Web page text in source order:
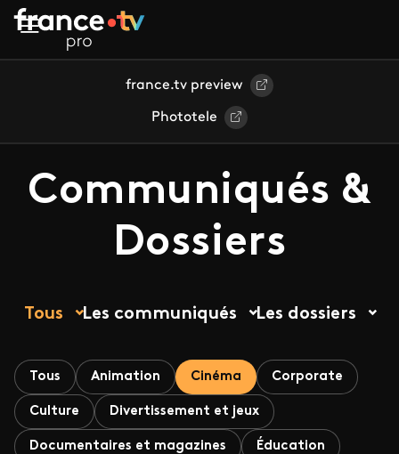
Aller au contenu principal
france.tv preview
Phototele
Communiqués &
Dossiers
Tous Les communiqués Les dossiers
Tous Animation Cinéma Corporate
Culture Divertissement et jeux
Documentaires et magazines Éducation